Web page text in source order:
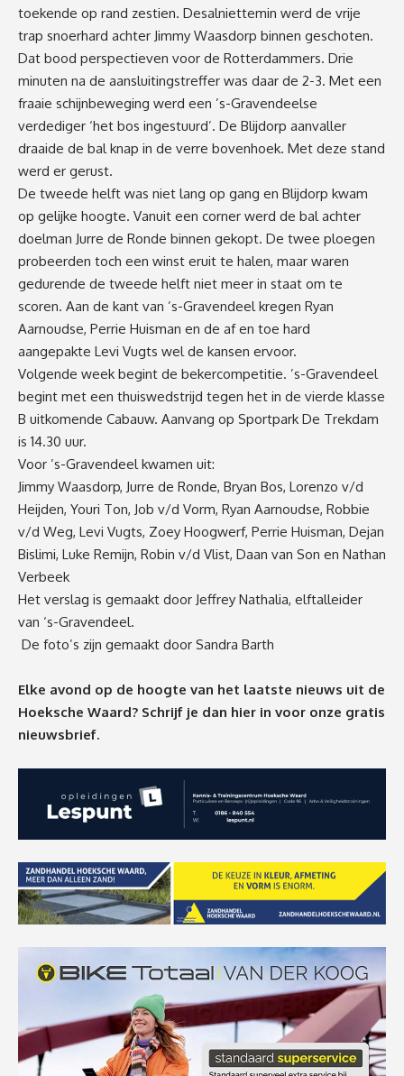
toekende op rand zestien. Desalniettemin werd de vrije
trap snoerhard achter Jimmy Waasdorp binnen geschoten.
Dat bood perspectieven voor de Rotterdammers. Drie
minuten na de aansluitingstreffer was daar de 2-3. Met een
fraaie schijnbeweging werd een ’s-Gravendeelse
verdediger ‘het bos ingestuurd’. De Blijdorp aanvaller
draaide de bal knap in de verre bovenhoek. Met deze stand
werd er gerust.
De tweede helft was niet lang op gang en Blijdorp kwam
op gelijke hoogte. Vanuit een corner werd de bal achter
doelman Jurre de Ronde binnen gekopt. De twee ploegen
probeerden toch een winst eruit te halen, maar waren
gedurende de tweede helft niet meer in staat om te
scoren. Aan de kant van ’s-Gravendeel kregen Ryan
Aarnoudse, Perrie Huisman en de af en toe hard
aangepakte Levi Vugts wel de kansen ervoor.
Volgende week begint de bekercompetitie. ’s-Gravendeel
begint met een thuiswedstrijd tegen het in de vierde klasse
B uitkomende Cabauw. Aanvang op Sportpark De Trekdam
is 14.30 uur.
Voor ’s-Gravendeel kwamen uit:
Jimmy Waasdorp, Jurre de Ronde, Bryan Bos, Lorenzo v/d
Heijden, Youri Ton, Job v/d Vorm, Ryan Aarnoudse, Robbie
v/d Weg, Levi Vugts, Zoey Hoogwerf, Perrie Huisman, Dejan
Bislimi, Luke Remijn, Robin v/d Vlist, Daan van Son en Nathan
Verbeek
Het verslag is gemaakt door Jeffrey Nathalia, elftalleider
van ‘s-Gravendeel.
De foto’s zijn gemaakt door Sandra Barth
Elke avond op de hoogte van het laatste nieuws uit de
Hoeksche Waard? Schrijf je dan hier in voor onze gratis
nieuwsbrief.